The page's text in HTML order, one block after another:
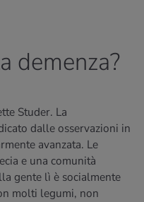
demenza?
Studer. La
dalle osservazioni in
avanzata. Le
e una comunità
gente lì è socialmente
molti legumi, non